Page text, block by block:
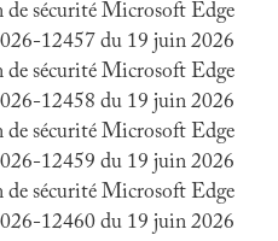
de sécurité Microsoft Edge
12457 du 19 juin 2026
de sécurité Microsoft Edge
12458 du 19 juin 2026
de sécurité Microsoft Edge
12459 du 19 juin 2026
de sécurité Microsoft Edge
12460 du 19 juin 2026